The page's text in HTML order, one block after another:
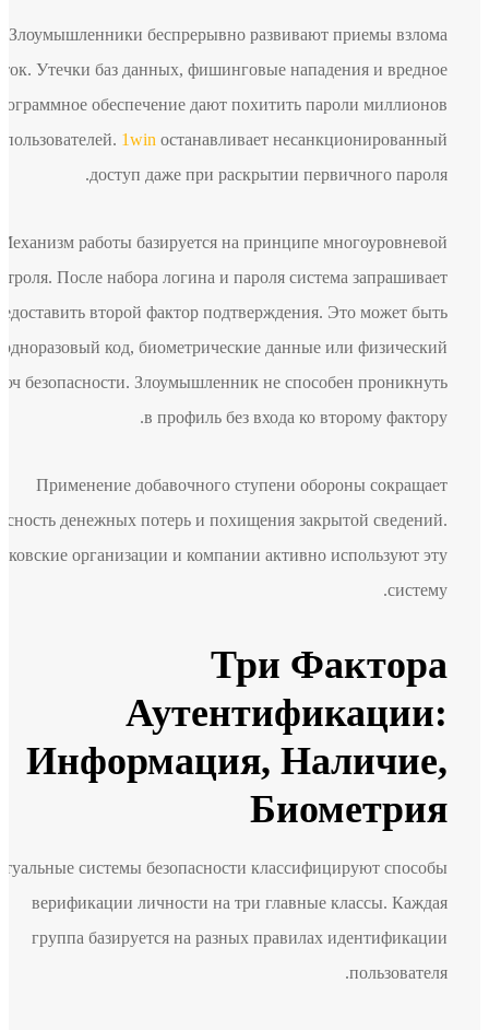
Злоумышленники беспрерывно развивают приемы взлома
учеток. Утечки баз данных, фишинговые нападения и вредное
программное обеспечение дают похитить пароли миллионов
пользователей.1winостанавливает несанкционированный
доступ даже при раскрытии первичного пароля.
Механизм работы базируется на принципе многоуровневой
контроля. После набора логина и пароля система запрашивает
предоставить второй фактор подтверждения. Это может быть
одноразовый код, биометрические данные или физический
ключ безопасности. Злоумышленник не способен проникнуть
в профиль без входа ко второму фактору.
Применение добавочного ступени обороны сокращает
опасность денежных потерь и похищения закрытой сведений.
Банковские организации и компании активно используют эту
систему.
Три Фактора
Аутентификации:
Информация, Наличие,
Биометрия
Актуальные системы безопасности классифицируют способы
верификации личности на три главные классы. Каждая
группа базируется на разных правилах идентификации
пользователя.